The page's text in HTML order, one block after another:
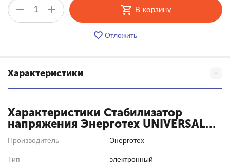
+
− В корзину
Отложить
Характеристики
Характеристики Стабилизатор
напряжения Энерготех UNIVERSAL
20000х3
Производитель Энерготех
Тип электронный